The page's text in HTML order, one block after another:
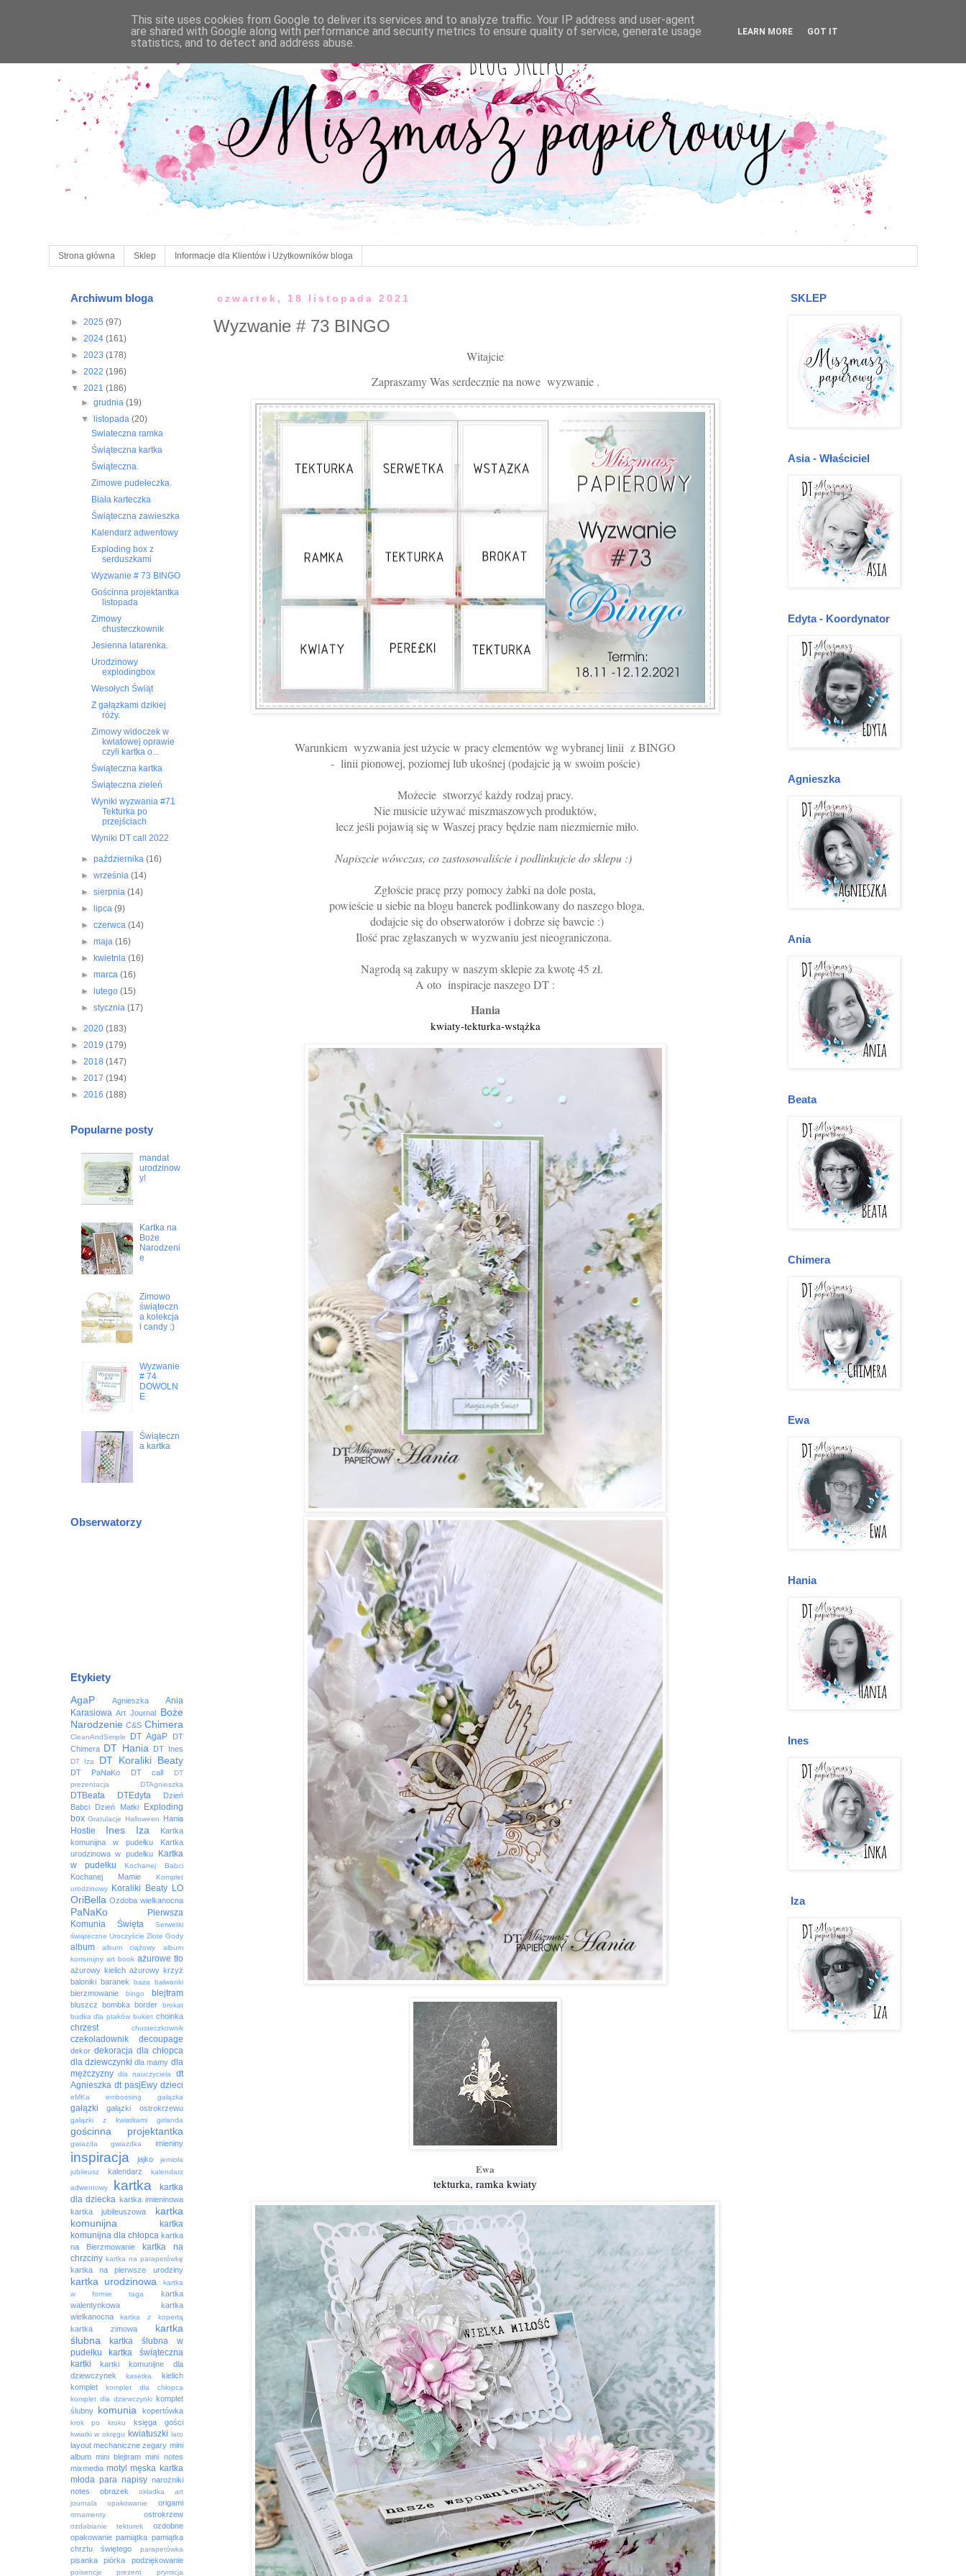
Strona główna Sklep Informacje dla Klientów i Użytkowników bloga
czwartek, 18 listopada 2021
Wyzwanie # 73 BINGO
Witajcie
Zapraszamy Was serdecznie na nowe wyzwanie .
Warunkiem wyzwania jest użycie w pracy elementów wg wybranej linii z BINGO
- linii pionowej, poziomej lub ukośnej (podajcie ją w swoim poście)
Możecie stworzyć każdy rodzaj pracy.
Nie musicie używać miszmaszowych produktów,
lecz jeśli pojawią się w Waszej pracy będzie nam niezmiernie miło.
Napiszcie wówczas, co zastosowaliście i podlinkujcie do sklepu :)
Zgłoście pracę przy pomocy żabki na dole posta,
powieście u siebie na blogu banerek podlinkowany do naszego bloga,
dodajcie się do obserwatorów i dobrze się bawcie :)
Ilość prac zgłaszanych w wyzwaniu jest nieograniczona.
Nagrodą są zakupy w naszym sklepie za kwotę 45 zł.
A oto inspiracje naszego DT :
Hania
kwiaty-tekturka-wstążka
Ewa
tekturka, ramka kwiaty
Archiwum bloga
► 2025 (97)
► 2024 (161)
► 2023 (178)
► 2022 (196)
▼ 2021 (186)
► grudnia (19)
▼
listopada (20)
Swiateczna ramka
Świąteczna kartka
Świąteczna.
Zimowe pudełeczka.
Biała karteczka
Świąteczna zawieszka
Kalendarz adwentowy
Exploding box z
serduszkami
Wyzwanie # 73 BINGO
Gościnna projektantka
listopada
Zimowy
chusteczkownik
Jesienna latarenka.
Urodzinowy
explodingbox
Wesołych Świąt
Z gałązkami dzikiej
róży.
Zimowy widoczek w
kwiatowej oprawie
czyli kartka o...
Świąteczna kartka
Świąteczna zieleń
Wyniki wyzwania #71
Tekturka po
przejściach
Wyniki DT call 2022
► października (16)
► września (14)
► sierpnia (14)
►
lipca (9)
► czerwca (14)
► maja (16)
►
kwietnia (16)
► marca (16)
►
lutego (15)
► stycznia (17)
► 2020 (183)
► 2019 (179)
► 2018 (147)
► 2017 (194)
► 2016 (188)
Popularne posty
mandat
urodzinow
y!
Kartka na
Boże
Narodzeni
e
Zimowo
świąteczn
a kolekcja
i candy :)
Wyzwanie
# 74
DOWOLN
E
Świąteczn
a kartka
Obserwatorzy
Etykiety
AgaP Agnieszka
Ania
Karasiowa Art Journal
Boże
Narodzenie C&S Chimera
CleanAndSimple DT AgaP
DT
Chimera DT Hania DT Ines
DT Iza DT Koraliki Beaty
DT PaNaKo DT call
DT
prezentacja
DTAgnieszka
DTBeata DTEdyta
Dzień
Babci
Dzień Matki
Exploding
box Gratulacje Halloween Hania
Hostie Ines Iza
Kartka
komunijna w pudełku
Kartka
urodzinowa w pudełku
Kartka
w pudełku
Kochanej Babci
Kochanej Mamie
Komplet
urodzinowy
Koraliki Beaty LO
OriBella Ozdoba wielkanocna
PaNaKo
Pierwsza
Komunia Święta
Serwetki
świąteczne Uroczyście Złote Gody
album album ciążowy
album
komunijny art book ażurowe tło
ażurowy kielich ażurowy krzyż
baloniki
baranek baza bałwanki
bierzmowanie bingo blejtram
bluszcz bombka border
brokat
budka dla ptaków bukiet choinka
chrzest chusteczkownik
czekoladownik decoupage
dekor dekoracja dla chłopca
dla dziewczynki dla mamy dla
mężczyzny dla nauczyciela
dt
Agnieszka dt pasjEwy dzieci
eMKa embossing gałązka
gałązki gałązki ostrokrzewu
gałązki z kwiatkami girlanda
gościnna projektantka
gwiazda gwiazdka imieniny
inspiracja jajko
jemioła
jubileusz
kalendarz
kalendarz
adwentowy
kartka
kartka
dla dziecka kartka imieninowa
kartka jubileuszowa
kartka
komunijna
kartka
komunijna dla chłopca kartka
na Bierzmowanie
kartka na
chrzciny kartka na parapetówkę
kartka na pierwsze urodziny
kartka urodzinowa
kartka
w formie taga
kartka
walentynkowa
kartka
wielkanocna
kartka z kopertą
kartka zimowa
kartka
ślubna
kartka ślubna w
pudełku
kartka świąteczna
kartki
kartki komunijne dla
dziewczynek
kasetka
kielich
komplet
komplet dla chłopca
komplet dla dziewczynki komplet
ślubny
komunia kopertówka
krok po kroku księga gości
kwiatki w okręgu kwiatuszki lato
layout mechaniczne zegary mini
album mini blejtram mini notes
mixmedia motyl męska kartka
młoda para napisy narożniki
notes
obrazek
okładka art
journala
opakowanie origami
ornamenty ostrokrzew
ozdabianie tekturek
ozdobne
opakowanie pamiątka pamiątka
chrztu świętego
parapetówka
pisanka piórka podziękowanie
poisencje prezent prymicja
SKLEP
Asia - Właściciel
Edyta - Koordynator
Agnieszka
Ania
Beata
Chimera
Ewa
Hania
Ines
Iza
This site uses cookies from Google to deliver its services and to analyze traffic. Your IP address and user-agent
are shared with Google along with performance and security metrics to ensure quality of service, generate usage
statistics, and to detect and address abuse.
LEARN MORE GOT IT